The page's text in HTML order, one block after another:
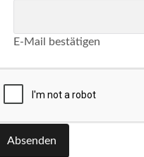
E-Mail bestätigen
Absenden